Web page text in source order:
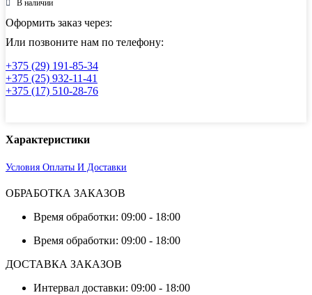
В наличии
Оформить заказ через:
Или позвоните нам по телефону:
+375 (29) 191-85-34
+375 (25) 932-11-41
+375 (17) 510-28-76
Характеристики
Условия Оплаты И Доставки
ОБРАБОТКА ЗАКАЗОВ
Время обработки: 09:00 - 18:00
Время обработки: 09:00 - 18:00
ДОСТАВКА ЗАКАЗОВ
Интервал доставки: 09:00 - 18:00